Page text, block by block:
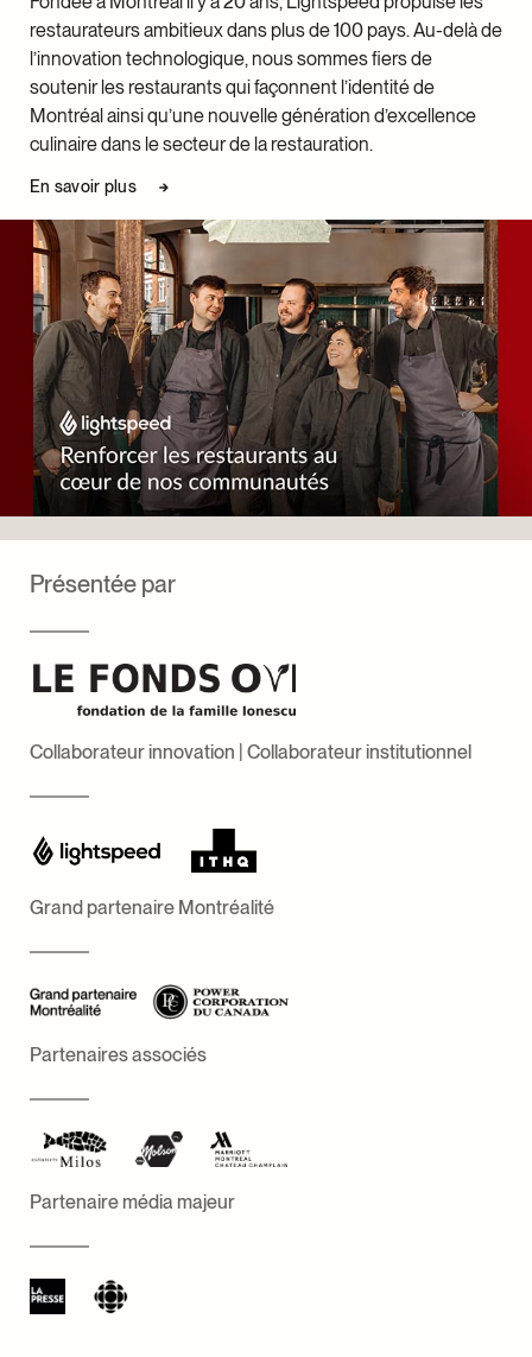
Peter Hickson
Adrienn Janics
Pascaline Knight
Marianne K Laflamme
Liane Laroche-Guilbeault
Christina Lee
Paul Le Boclaire
Laurianne Lucas
Isabelle Marleau
Esther Kadidia
Cali Nadon
Richard Nantel
Denis Pelchat
Gabriel Pelletier
Alice Tremblay
Gabryel Thibeault
Fanny Thauvette
Guy Thauvette
Cécile Vigneau-Simms
Ethan Vranic
restaurateurs ambitieux dans plus de 100 pays. Au-delà de
l’innovation technologique, nous sommes fiers de
soutenir les restaurants qui façonnent l’identité de
Montréal ainsi qu’une nouvelle génération d’excellence
culinaire dans le secteur de la restauration.
En savoir plus
Présentée par
Collaborateur innovation | Collaborateur institutionnel
Grand partenaire Montréalité
Partenaires associés
Partenaire média majeur